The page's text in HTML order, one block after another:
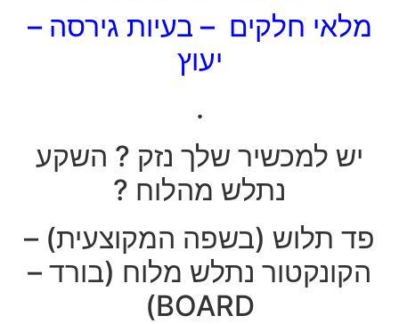
מלאי חלקים – בעיות גירסה –
יעוץ
.
יש למכשיר שלך נזק ? השקע
נתלש מהלוח ?
פד תלוש (בשפה המקוצעית) –
הקונקטור נתלש מלוח (בורד –
BOARD)